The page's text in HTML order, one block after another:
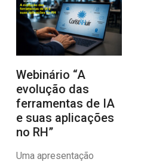
Webinário “A
evolução das
ferramentas de IA
e suas aplicações
no RH”
Uma apresentação